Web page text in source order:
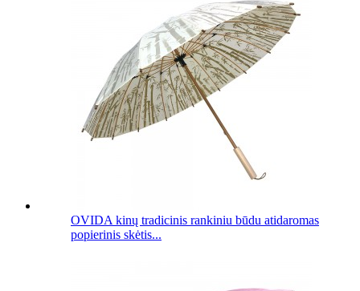
OVIDA kinų tradicinis rankiniu būdu atidaromas
popierinis skėtis...